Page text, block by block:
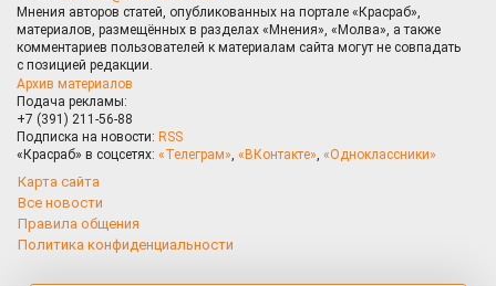
Мнения авторов статей, опубликованных на портале «Красраб»,
материалов, размещённых в разделах «Мнения», «Молва», а также
комментариев пользователей к материалам сайта могут не совпадать
с позицией редакции.
Архив материалов
Подача рекламы:
+7 (391) 211-56-88
Подписка на новости: RSS
«Красраб» в соцсетях: «Телеграм», «ВКонтакте», «Одноклассники»
Карта сайта
Все новости
Правила общения
Политика конфиденциальности